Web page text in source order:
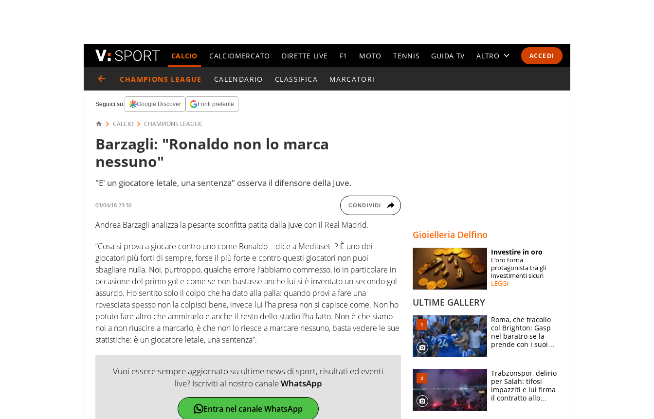
ACCEDI
CALCIO CALCIOMERCATO DIRETTE LIVE F1 MOTO TENNIS GUIDA TV ALTRO
ESPERTI
CONTATTI
CHAMPIONS LEAGUE CALENDARIO CLASSIFICA MARCATORI
Seguici su: Google Discover Fonti preferite
CALCIO CHAMPIONS LEAGUE
Barzagli: "Ronaldo non lo marca
nessuno"
"E' un giocatore letale, una sentenza" osserva il difensore della Juve.
03/04/18 23:30 CONDIVIDI
Andrea Barzagli analizza la pesante sconfitta patita dalla Juve con il Real Madrid.
“Cosa si prova a giocare contro uno come Ronaldo – dice a Mediaset -? È uno dei
giocatori più forti di sempre, forse il più forte e contro questi giocatori non puoi
sbagliare nulla. Noi, purtroppo, qualche errore l’abbiamo commesso, io in particolare in
occasione del primo gol e come se non bastasse anche lui si è inventato un secondo gol
assurdo. Ho sentito solo il colpo che ha dato alla palla: quando provi a fare una
rovesciata spesso non la colpisci bene, invece lui l’ha presa non si capisce come. Non ho
potuto fare altro che ammirarlo e anche il resto dello stadio l’ha fatto. Non è che siamo
noi a non riuscire a marcarlo, è che non lo riesce a marcare nessuno, basta vedere le sue
statistiche: è un giocatore letale, una sentenza”.
Vuoi essere sempre aggiornato su ultime news di sport, risultati ed eventi
live? Iscriviti al nostro canaleWhatsApp
Entra nel canale WhatsApp
Gioielleria Delfino
Investire in oro
L’oro torna
protagonista tra gli
investimenti sicuri
LEGGI
ULTIME GALLERY
Roma, che tracollo
col Brighton: Gasp
nel baratro se la
prende con i suoi
Trabzonspor, delirio
per Salah: tifosi
impazziti e lui firma
il contratto allo